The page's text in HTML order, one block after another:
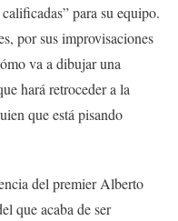
para su equipo.
por sus improvisaciones
va a dibujar una
hará retroceder a la
que está pisando
del premier Alberto
que acaba de ser